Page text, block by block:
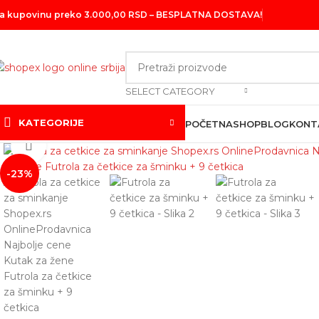
kupovinu preko 3.000,00 RSD – BESPLATNA DOSTAVA!
SELECT CATEGORY
KATEGORIJE POČETNASHOPBLOG
-23%
Click to enlarge